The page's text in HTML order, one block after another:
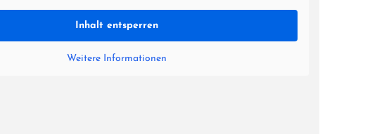
Inhalt entsperren
Weitere Informationen